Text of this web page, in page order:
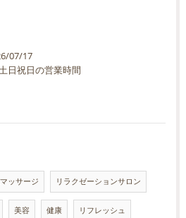
07/17
日祝日の営業時間
ッサージ リラクゼーションサロン
美容 健康 リフレッシュ